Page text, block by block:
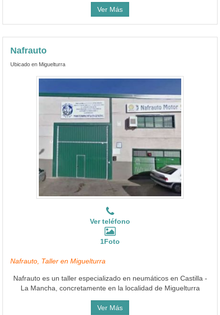
Ver Más
Nafrauto
Ubicado en Miguelturra
Ver teléfono
1Foto
Nafrauto, Taller en Miguelturra
Nafrauto es un taller especializado en neumáticos en Castilla -
La Mancha, concretamente en la localidad de Miguelturra
Ver Más